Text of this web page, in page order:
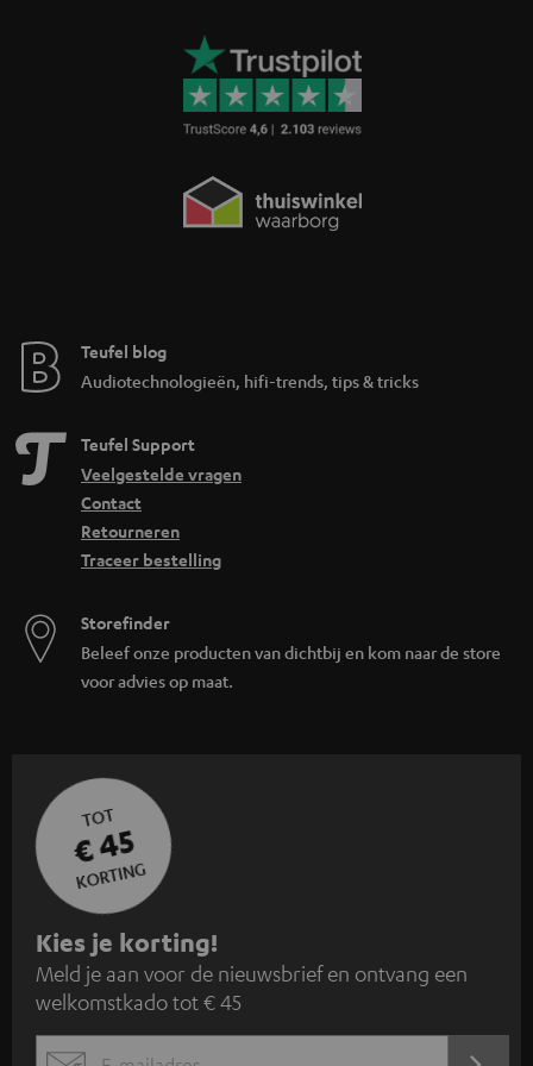
Teufel blog
Audiotechnologieën, hifi-trends, tips & tricks
Teufel Support
Veelgestelde vragen
Contact
Retourneren
Traceer bestelling
Storefinder
Beleef onze producten van dichtbij en kom naar de store
voor advies op maat.
TOT
€ 45
KORTING
A
a
n
m
Kies je korting!
Meld je aan voor de nieuwsbrief en ontvang een
welkomstkado tot € 45